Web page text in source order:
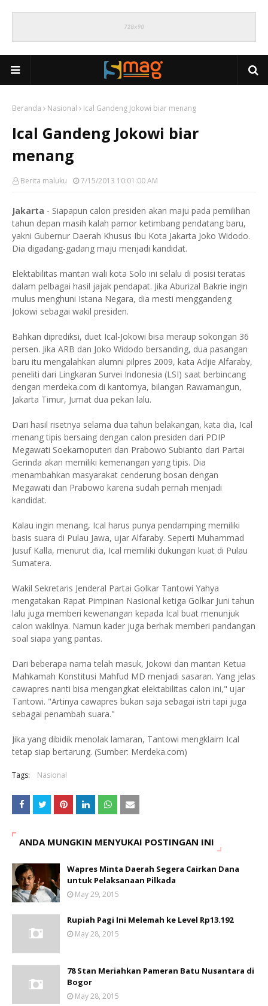
Beranda Nasional Ical Gandeng Jokowi biar menang
Ical Gandeng Jokowi biar
menang
Berita maluku 7/15/2013 10:01:00 AM
Jakarta - Siapapun calon presiden akan maju pada pemilihan
tahun depan masih kalah pamor ketimbang pendatang baru,
yakni Gubernur Daerah Khusus Ibu Kota Jakarta Joko Widodo.
Dia digadang-gadang maju menjadi kandidat.
Elektabilitas mantan wali kota Solo ini selalu di posisi teratas
dalam pelbagai hasil jajak pendapat. Jika Aburizal Bakrie ingin
mulus menghuni Istana Negara, dia mesti menggandeng
Jokowi sebagai wakil presiden.
Bahkan diprediksi, duet Ical-Jokowi bisa meraup sokongan 36
persen. Jika ARB dan Joko Widodo bersanding, dua pasangan
baru itu mengalahkan alumni pilpres 2009, kata Adjie Alfaraby,
peneliti dari Lingkaran Survei Indonesia (LSI) saat berbincang
dengan merdeka.com di kantornya, bilangan Rawamangun,
Jakarta Timur, Jumat dua pekan lalu.
Dari hasil risetnya selama dua tahun belakangan, kata dia, Ical
menang tipis bersaing dengan calon presiden dari PDIP
Megawati Soekarnoputeri dan Prabowo Subianto dari Partai
Gerinda akan memiliki kemenangan yang tipis. Dia
menambahkan masyarakat cenderung bosan dengan
Megawati dan Prabowo karena sudah pernah menjadi
kandidat.
Kalau ingin menang, Ical harus punya pendamping memiliki
basis suara di Pulau Jawa, ujar Alfaraby. Seperti Muhammad
Jusuf Kalla, menurut dia, Ical memiliki dukungan kuat di Pulau
Sumatera.
Wakil Sekretaris Jenderal Partai Golkar Tantowi Yahya
mengatakan Rapat Pimpinan Nasional ketiga Golkar Juni tahun
lalu juga memberi kewenangan kepada Ical buat menunjuk
calon wakilnya. Namun kader juga berhak memberi pandangan
soal siapa yang pantas.
Dari beberapa nama telah masuk, Jokowi dan mantan Ketua
Mahkamah Konstitusi Mahfud MD menjadi sasaran. Yang jelas
cawapres nanti bisa mengangkat elektabilitas calon ini," ujar
Tantowi. "Artinya cawapres bukan saja sebagai istri tapi juga
sebagai penambah suara."
Jika yang dibidik menolak lamaran, Tantowi mengklaim Ical
tetap siap bertarung. (Sumber: Merdeka.com)
Tags: Nasional
ANDA MUNGKIN MENYUKAI POSTINGAN INI
Wapres Minta Daerah Segera Cairkan Dana
untuk Pelaksanaan Pilkada
May 29, 2015
Rupiah Pagi Ini Melemah ke Level Rp13.192
May 28, 2015
78 Stan Meriahkan Pameran Batu Nusantara di
Bogor
May 28, 2015